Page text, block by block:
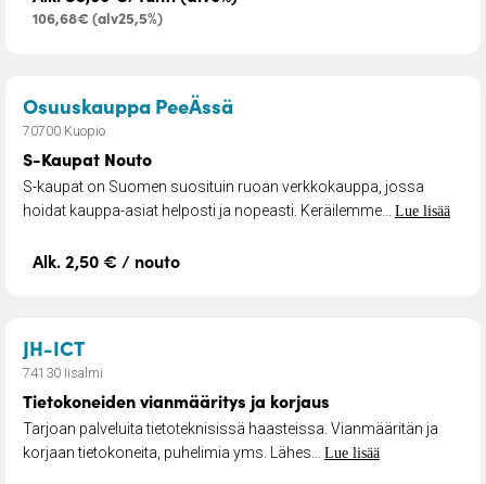
106,68€ (alv25,5%)
Osuuskauppa PeeÄssä– S-Kaupat Nouto
70700 Kuopio
S-Kaupat Nouto
S-kaupat on Suomen suosituin ruoan verkkokauppa, jossa
hoidat kauppa-asiat helposti ja nopeasti. Keräilemme... Lue lisää
Alk. 2,50 € / nouto
JH-ICT– Tietokoneiden vianmääritys ja korjaus
74130 Iisalmi
Tietokoneiden vianmääritys ja korjaus
Tarjoan palveluita tietoteknisissä haasteissa. Vianmääritän ja
korjaan tietokoneita, puhelimia yms. Lähes... Lue lisää